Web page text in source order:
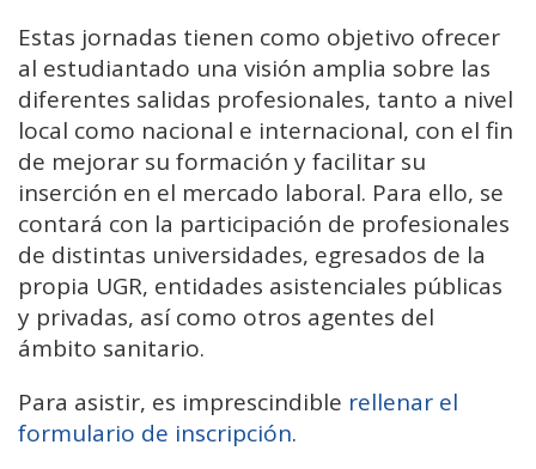
Estas jornadas tienen como objetivo ofrecer
al estudiantado una visión amplia sobre las
diferentes salidas profesionales, tanto a nivel
local como nacional e internacional, con el fin
de mejorar su formación y facilitar su
inserción en el mercado laboral. Para ello, se
contará con la participación de profesionales
de distintas universidades, egresados de la
propia UGR, entidades asistenciales públicas
y privadas, así como otros agentes del
ámbito sanitario.
Para asistir, es imprescindible rellenar el
formulario de inscripción.